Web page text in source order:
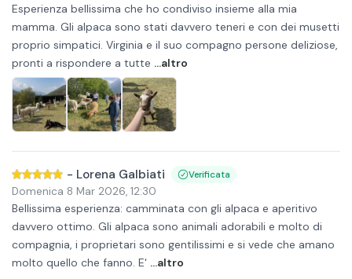
Esperienza bellissima che ho condiviso insieme alla mia
mamma. Gli alpaca sono stati davvero teneri e con dei musetti
proprio simpatici. Virginia e il suo compagno persone deliziose,
pronti a rispondere a tutte ...altro
- Lorena Galbiati Verificata
Domenica 8 Mar 2026, 12:30
Bellissima esperienza: camminata con gli alpaca e aperitivo
davvero ottimo. Gli alpaca sono animali adorabili e molto di
compagnia, i proprietari sono gentilissimi e si vede che amano
molto quello che fanno. E' ...altro